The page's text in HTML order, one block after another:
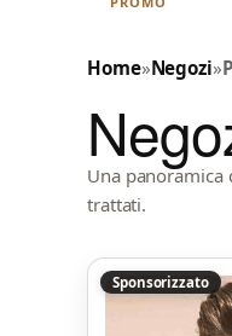
Home»Negozi»
Una panoramica
trattati.
Sponsorizzato